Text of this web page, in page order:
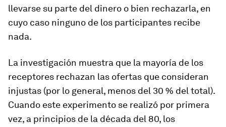
llevarse su parte del dinero o bien rechazarla, en
cuyo caso ninguno de los participantes recibe
nada.
La investigación muestra que la mayoría de los
receptores rechazan las ofertas que consideran
injustas (por lo general, menos del 30 % del total).
Cuando este experimento se realizó por primera
vez, a principios de la década del 80, los